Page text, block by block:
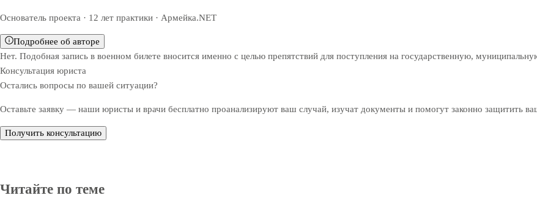
Основатель проекта · 12 лет практики · Армейка.NET
Подробнее об авторе
Нет. Подобная запись в военном билете вносится именно с целью препятствий для поступления на государственную,
Консультация юриста
Остались вопросы по вашей ситуации?
Оставьте заявку — наши юристы и врачи бесплатно проанализируют ваш случай, изучат документы и помогут законно защитить
Получить консультацию
Читайте по теме